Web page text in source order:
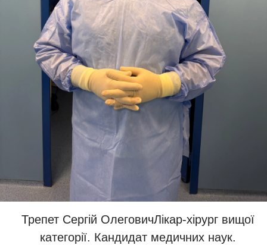
Трепет Сергій ОлеговичЛікар-хірург вищої
категорії. Кандидат медичних наук.